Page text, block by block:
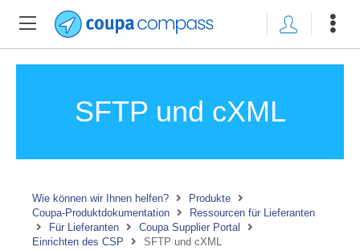
SFTP und cXML
Wie können wir Ihnen helfen?
Produkte
Coupa-Produktdokumentation
Ressourcen für Lieferanten
Für Lieferanten
Coupa Supplier Portal
Einrichten des CSP
SFTP und cXML